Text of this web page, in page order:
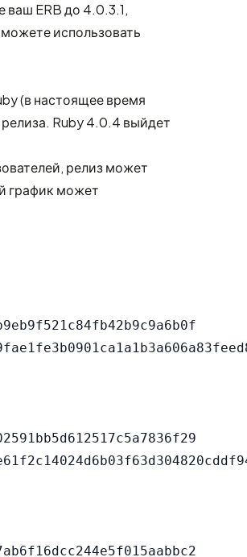
ваш ERB до 4.0.3.1,
использовать
(в настоящее время
релиза. Ruby 4.0.4 выйдет
релиз может
график может